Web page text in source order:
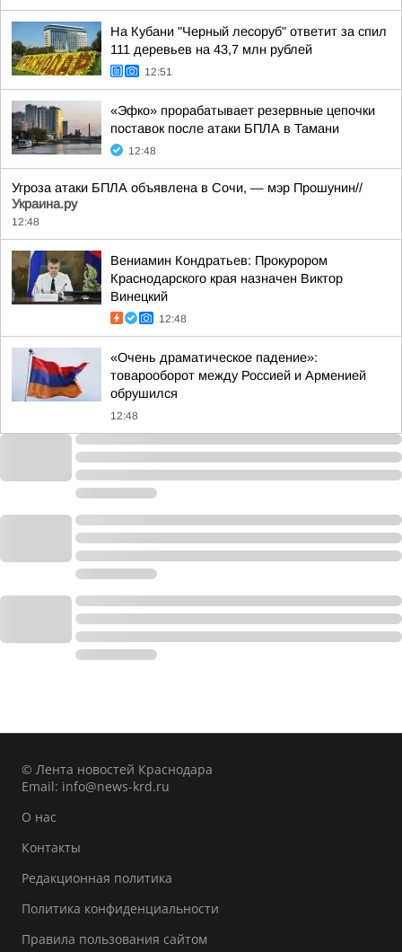
На Кубани "Черный лесоруб" ответит за спил
111 деревьев на 43,7 млн рублей
12:51
«Эфко» прорабатывает резервные цепочки
поставок после атаки БПЛА в Тамани
12:48
Угроза атаки БПЛА объявлена в Сочи, — мэр Прошунин//
Украина.ру
12:48
Вениамин Кондратьев: Прокурором
Краснодарского края назначен Виктор
Винецкий
12:48
«Очень драматическое падение»:
товарооборот между Россией и Арменией
обрушился
12:48
© Лента новостей Краснодара
Email: info@news-krd.ru
О нас
Контакты
Редакционная политика
Политика конфиденциальности
Правила пользования сайтом